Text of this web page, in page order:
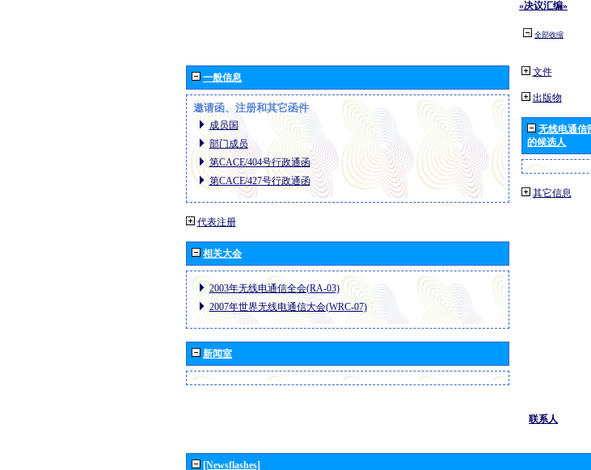
«决议汇编»
全部收缩
一般信息
邀请函、注册和其它函件
成员国
部门成员
第CACE/404号行政通函
第CACE/427号行政通函
代表注册
相关大会
2003年无线电通信全会(RA-03)
2007年世界无线电通信大会(WRC-07)
新闻室
文件
出版物
无线电通信
的候选人
其它信息
联系人
[Newsflashes]